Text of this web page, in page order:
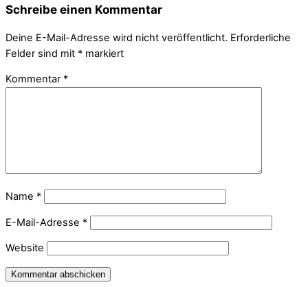
Schreibe einen Kommentar
Deine E-Mail-Adresse wird nicht veröffentlicht. Erforderliche
Felder sind mit * markiert
Kommentar *
Name *
E-Mail-Adresse *
Website